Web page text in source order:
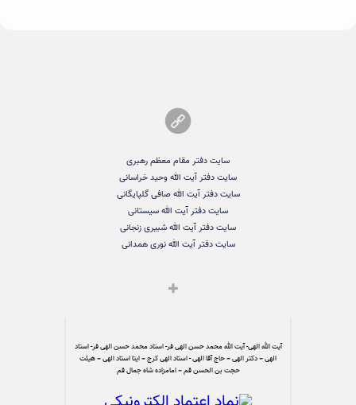
سایت دفتر مقام معظم رهبری
سایت دفتر آیت الله وحید خراسانی
سایت دفتر آیت الله صافی گلپایگانی
سایت دفتر آیت الله سیستانی
سایت دفتر آیت الله شبیری زنجانی
سایت دفتر آیت الله نوری همدانی
آیت الله الهی- آیت الله محمد حسن الهی فر- استاد محمد حسن الهی فر- استاد
الهی – دکتر الهی – حاج آقا الهی - استاد الهی کرج – ایتا استاد الهی – هیئت
حجت بن الحسن قم – امامزاده شاه جمال قم